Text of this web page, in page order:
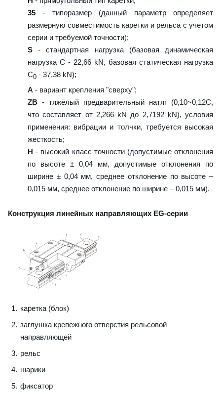
35 - типоразмер (данный параметр определяет
размерную совместимость каретки и рельса с учетом
серии и требуемой точности);
S - стандартная нагрузка (базовая динамическая
нагрузка C - 22,66 kN, базовая статическая нагрузка
С0 - 37,38 kN);
A - вариант крепления "сверху";
ZB - тяжёлый предварительный натяг (0,10~0,12C,
что составляет от 2,266 kN до 2,7192 kN), условия
применения: вибрации и толчки, требуется высокая
жесткость;
H - высокий класс точности (допустимые отклонения
по высоте ± 0,04 мм, допустимые отклонения по
ширине ± 0,04 мм, среднее отклонение по высоте –
0,015 мм, среднее отклонение по ширине – 0,015 мм).
Конструкция линейных направляющих EG-серии
каретка (блок)
заглушка крепежного отверстия рельсовой
направляющей
рельс
шарики
фиксатор